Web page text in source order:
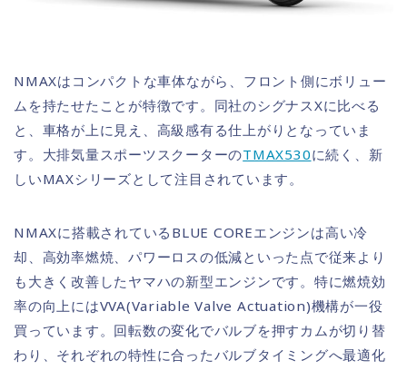
NMAXはコンパクトな車体ながら、フロント側にボリュー
ムを持たせたことが特徴です。同社のシグナスXに比べる
と、車格が上に見え、高級感有る仕上がりとなっていま
す。大排気量スポーツスクーターのTMAX530に続く、新
しいMAXシリーズとして注目されています。
NMAXに搭載されているBLUE COREエンジンは高い冷
却、高効率燃焼、パワーロスの低減といった点で従来より
も大きく改善したヤマハの新型エンジンです。特に燃焼効
率の向上にはVVA(Variable Valve Actuation)機構が一役
買っています。回転数の変化でバルブを押すカムが切り替
わり、それぞれの特性に合ったバルブタイミングへ最適化